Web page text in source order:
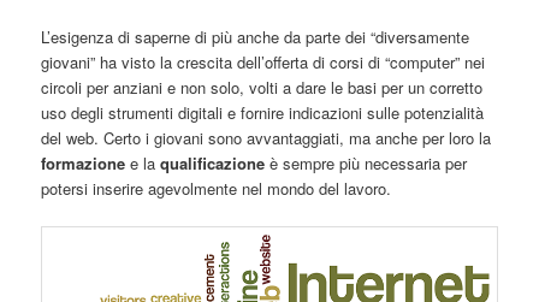
L’esigenza di saperne di più anche da parte dei “diversamente
giovani” ha visto la crescita dell’offerta di corsi di “computer” nei
circoli per anziani e non solo, volti a dare le basi per un corretto
uso degli strumenti digitali e fornire indicazioni sulle potenzialità
del web. Certo i giovani sono avvantaggiati, ma anche per loro la
formazione e laqualificazione è sempre più necessaria per
potersi inserire agevolmente nel mondo del lavoro.